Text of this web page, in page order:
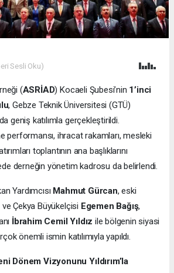
Sesli Oku)
(ASRİAD) Kocaeli Şubesi’nin 1’inci
, Gebze Teknik Üniversitesi (GTÜ)
geniş katılımla gerçekleştirildi.
performansı, ihracat rakamları, mesleki
toplantının ana başlıklarını
derneğin yönetim kadrosu da belirlendi.
Yardımcısı Mahmut Gürcan, eski
Çekya Büyükelçisi Egemen Bağış,
İbrahim Cemil Yıldız ile bölgenin siyasi
önemli ismin katılımıyla yapıldı.
Dönem Vizyonunu Yıldırım’la